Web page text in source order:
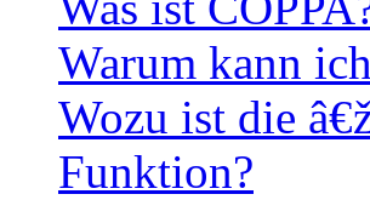
Warum kann
Wozu ist die
Funktion?